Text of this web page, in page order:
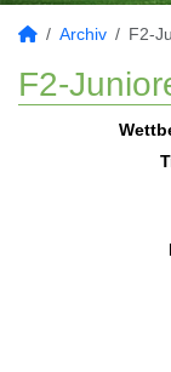
Archiv F2-
F2-